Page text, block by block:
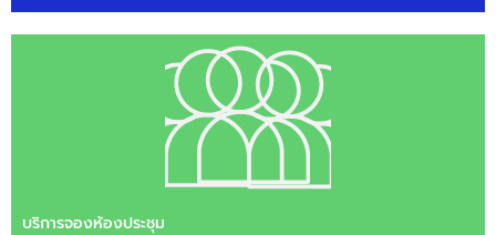
บริการจองห้องประชุม